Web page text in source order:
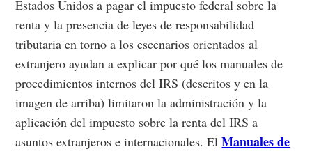
Estados Unidos a pagar el impuesto federal sobre la
renta y la presencia de leyes de responsabilidad
tributaria en torno a los escenarios orientados al
extranjero ayudan a explicar por qué los manuales de
procedimientos internos del IRS (descritos y en la
imagen de arriba) limitaron la administración y la
aplicación del impuesto sobre la renta del IRS a
asuntos extranjeros e internacionales. ElManuales de